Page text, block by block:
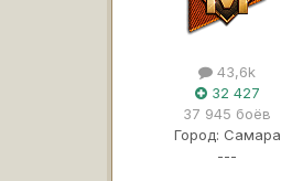
43,6k
32 427
37 945 боёв
Город: Самара
---